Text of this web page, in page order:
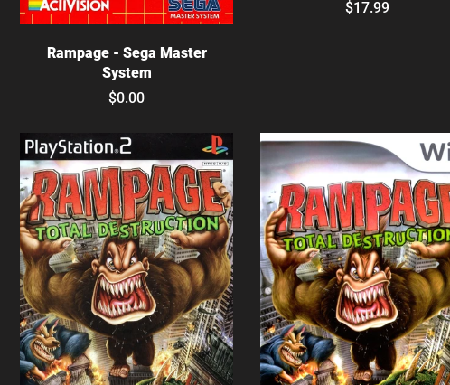
Rampage - Sega Master
System
$0.00
$17.99